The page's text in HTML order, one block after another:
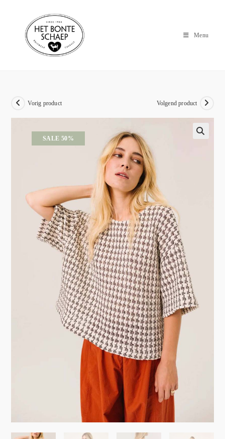
Menu
SALE 50%
Vorig product Volgend product